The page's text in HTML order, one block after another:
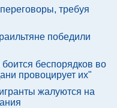
требуя
победили
беспорядков во
провоцирует их"
жалуются на